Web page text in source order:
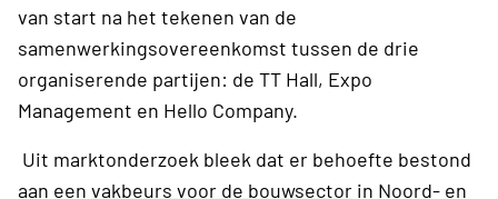
van start na het tekenen van de
samenwerkingsovereenkomst tussen de drie
organiserende partijen: de TT Hall, Expo
Management en Hello Company.
Uit marktonderzoek bleek dat er behoefte bestond
aan een vakbeurs voor de bouwsector in Noord- en